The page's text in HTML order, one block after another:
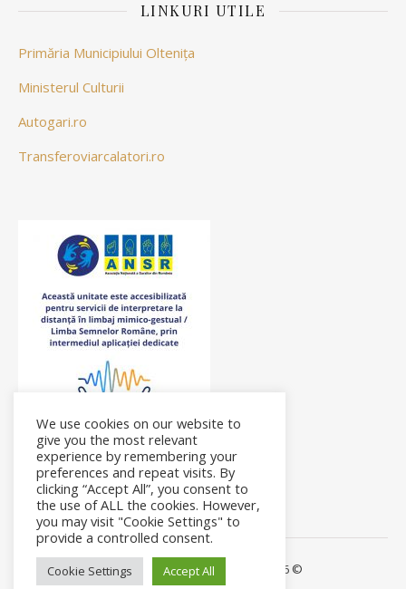
LINKURI UTILE
Primăria Municipiului Oltenița
Ministerul Culturii
Autogari.ro
Transferoviarcalatori.ro
Ashe Theme by Royal-Flush - 2026 ©
We use cookies on our website to
give you the most relevant
experience by remembering your
preferences and repeat visits. By
clicking “Accept All”, you consent to
the use of ALL the cookies. However,
you may visit "Cookie Settings" to
provide a controlled consent.
Cookie Settings Accept All